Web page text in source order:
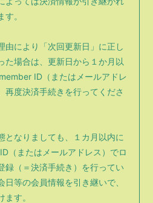
ン
。
由により「次回更新日」に正し
た場合は、更新日から１か月以
ID（またはメールアドレ
再度決済手続きを行ってくださ
となりましても、１カ月以内に
（またはメールアドレス）でロ
録（＝決済手続き）を行ってい
日等の会員情報を引き継いで、
す。